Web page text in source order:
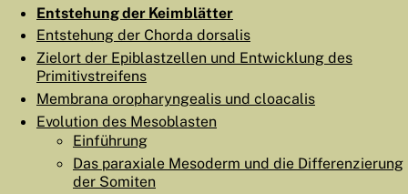
◀SEITE
HOME
Entstehung der Keimblätter
Entstehung der Chorda dorsalis
Zielort der Epiblastzellen und Entwicklung des
Primitivstreifens
Membrana oropharyngealis und cloacalis
Evolution des Mesoblasten
Einführung
Das paraxiale Mesoderm und die Differenzierung
der Somiten